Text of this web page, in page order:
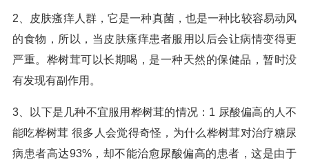
2、皮肤瘙痒人群，它是一种真菌，也是一种比较容易动风
的食物，所以，当皮肤瘙痒患者服用以后会让病情变得更
严重。桦树茸可以长期喝，是一种天然的保健品，暂时没
有发现有副作用。
3、以下是几种不宜服用桦树茸的情况：1 尿酸偏高的人不
能吃桦树茸 很多人会觉得奇怪，为什么桦树茸对治疗糖尿
病患者高达93%，却不能治愈尿酸偏高的患者，这是由于